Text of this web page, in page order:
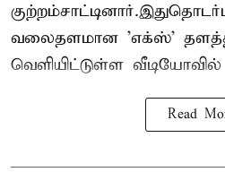
வலைதளமான 'எக்ஸ்'
வெளியிட்டுள்ள வீடியோவில்
Read